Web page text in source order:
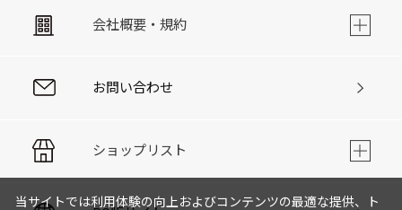
会社概要・規約
お問い合わせ
ショップリスト
当サイトでは利用体験の向上およびコンテンツの最適な提供、ト